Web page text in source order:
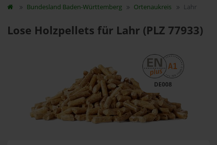
Bundesland Baden-Württemberg Ortenaukreis Lahr
Lose Holzpellets für Lahr (PLZ 77933)
DE008